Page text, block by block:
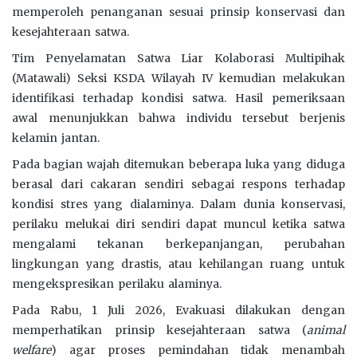
memperoleh penanganan sesuai prinsip konservasi dan
kesejahteraan satwa.
Tim Penyelamatan Satwa Liar Kolaborasi Multipihak
(Matawali) Seksi KSDA Wilayah IV kemudian melakukan
identifikasi terhadap kondisi satwa. Hasil pemeriksaan
awal menunjukkan bahwa individu tersebut berjenis
kelamin jantan.
Pada bagian wajah ditemukan beberapa luka yang diduga
berasal dari cakaran sendiri sebagai respons terhadap
kondisi stres yang dialaminya. Dalam dunia konservasi,
perilaku melukai diri sendiri dapat muncul ketika satwa
mengalami tekanan berkepanjangan, perubahan
lingkungan yang drastis, atau kehilangan ruang untuk
mengekspresikan perilaku alaminya.
Pada Rabu, 1 Juli 2026, Evakuasi dilakukan dengan
memperhatikan prinsip kesejahteraan satwa (animal
welfare) agar proses pemindahan tidak menambah